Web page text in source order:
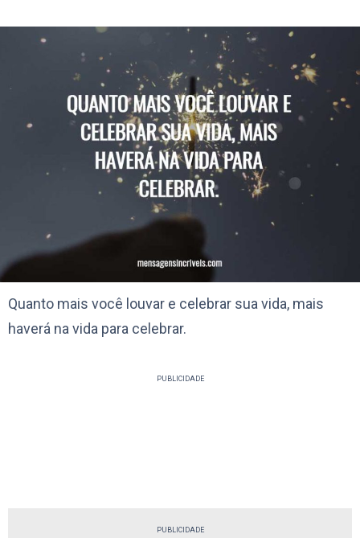
Quanto mais você louvar e celebrar sua vida, mais
haverá na vida para celebrar.
PUBLICIDADE
PUBLICIDADE